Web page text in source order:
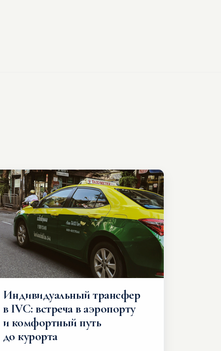
Индивидуальный трансфер
в IVC: встреча в аэропорту
и комфортный путь
до курорта